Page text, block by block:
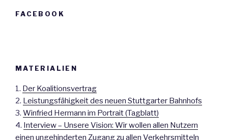
FACEBOOK
MATERIALIEN
1. Der Koalitionsvertrag
2. Leistungsfähigkeit des neuen Stuttgarter Bahnhofs
3. Winfried Hermann im Portrait (Tagblatt)
4. Interview – Unsere Vision: Wir wollen allen Nutzern
einen ungehinderten Zugang zu allen Verkehrsmitteln